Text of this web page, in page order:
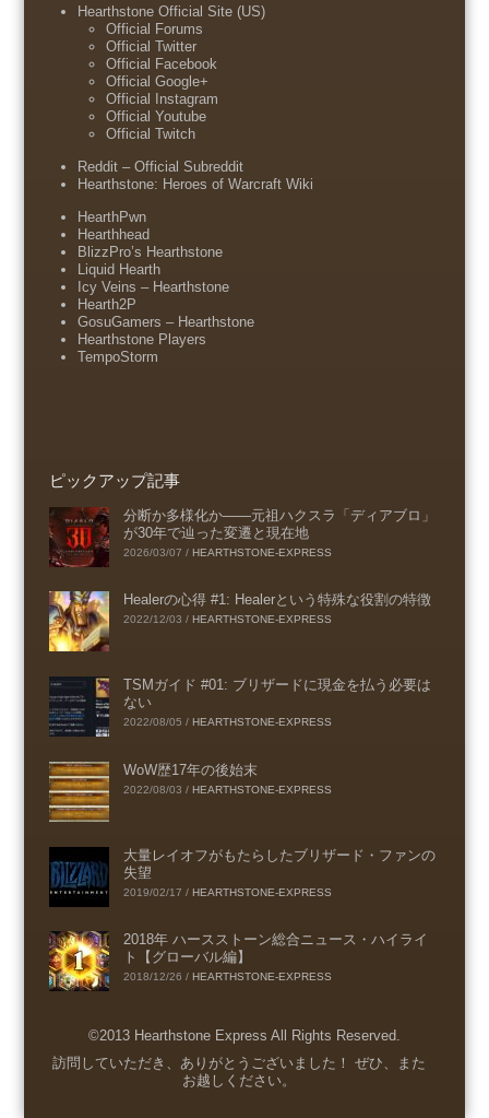
Hearthstone Official Site (US)
Official Forums
Official Twitter
Official Facebook
Official Google+
Official Instagram
Official Youtube
Official Twitch
Reddit – Official Subreddit
Hearthstone: Heroes of Warcraft Wiki
HearthPwn
Hearthhead
BlizzPro’s Hearthstone
Liquid Hearth
Icy Veins – Hearthstone
Hearth2P
GosuGamers – Hearthstone
Hearthstone Players
TempoStorm
ピックアップ記事
分断か多様化か――元祖ハクスラ「ディアブロ」
が30年で辿った変遷と現在地
2026/03/07 / HEARTHSTONE-EXPRESS
Healerの心得 #1: Healerという特殊な役割の特徴
2022/12/03 / HEARTHSTONE-EXPRESS
TSMガイド #01: ブリザードに現金を払う必要は
ない
2022/08/05 / HEARTHSTONE-EXPRESS
WoW歴17年の後始末
2022/08/03 / HEARTHSTONE-EXPRESS
大量レイオフがもたらしたブリザード・ファンの
失望
2019/02/17 / HEARTHSTONE-EXPRESS
2018年 ハースストーン総合ニュース・ハイライ
ト【グローバル編】
2018/12/26 / HEARTHSTONE-EXPRESS
©2013 Hearthstone Express All Rights Reserved.
Menu
訪問していただき、ありがとうございました！ ぜひ、また
お越しください。